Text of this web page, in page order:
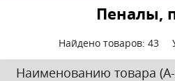
Пеналы,
Найдено товаров: 43